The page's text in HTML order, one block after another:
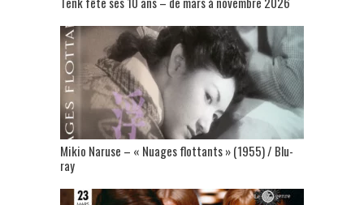
Mikio Naruse – « Nuages flottants » (1955) / Blu-
ray